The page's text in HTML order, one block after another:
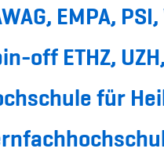
EMPA, PSI,
off ETHZ,
für